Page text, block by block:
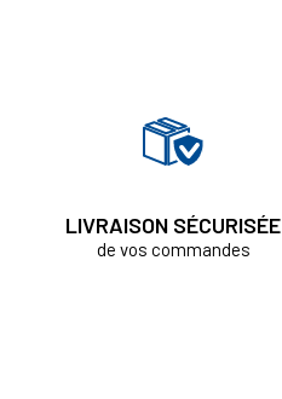
LIVRAISON SÉCURISÉE
de vos commandes